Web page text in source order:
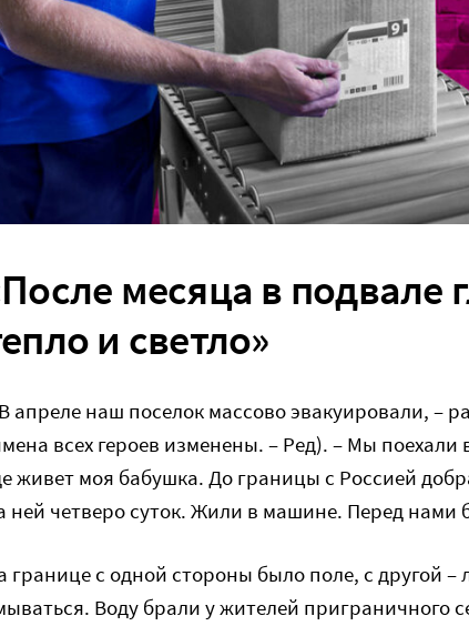
месяца в подвале
и светло»
апреле наш поселок массово эвакуировали, –
всех героев изменены. – Ред). – Мы поехали
живет моя бабушка. До границы с Россией
ней четверо суток. Жили в машине. Перед нами
границе с одной стороны было поле, с другой –
Воду брали у жителей приграничного